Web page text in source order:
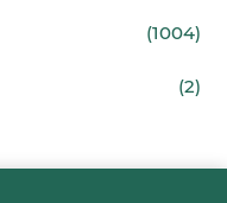
(1004)
(2)